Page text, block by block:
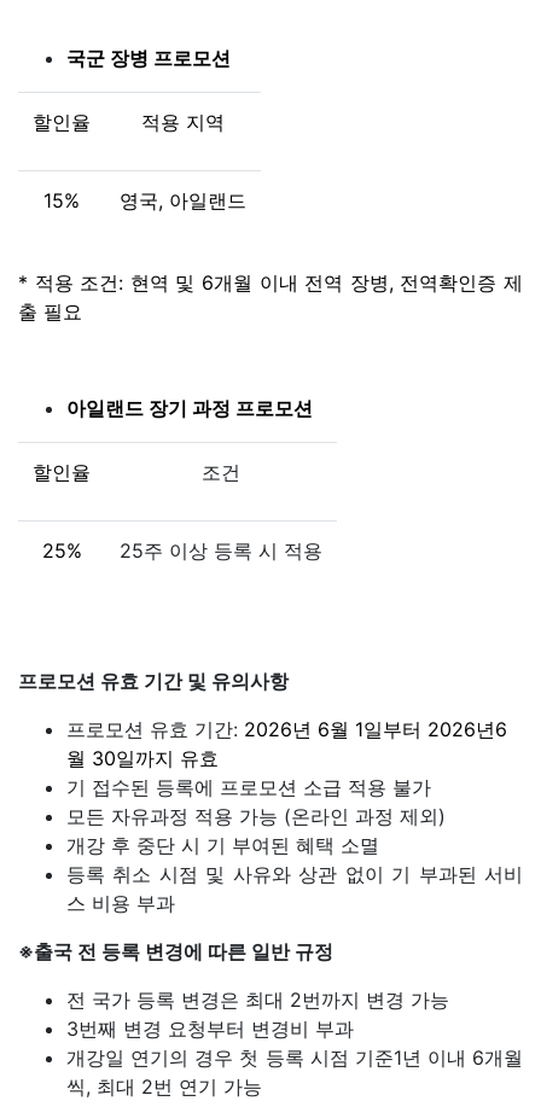
국군 장병 프로모션
할인율 적용 지역
15% 영국, 아일랜드
* 적용 조건: 현역 및 6개월 이내 전역 장병, 전역확인증 제
출 필요
아일랜드 장기 과정 프로모션
할인율 조건
25% 25주 이상 등록 시 적용
프로모션 유효 기간 및 유의사항
프로모션 유효 기간: 2026년 6월 1일부터 2026년6
월 30일까지 유효
기 접수된 등록에 프로모션 소급 적용 불가
모든 자유과정 적용 가능 (온라인 과정 제외)
개강 후 중단 시 기 부여된 혜택 소멸
등록 취소 시점 및 사유와 상관 없이 기 부과된 서비
스 비용 부과
※출국 전 등록 변경에 따른 일반 규정
전 국가 등록 변경은 최대 2번까지 변경 가능
3번째 변경 요청부터 변경비 부과
개강일 연기의 경우 첫 등록 시점 기준1년 이내 6개월
씩, 최대 2번 연기 가능